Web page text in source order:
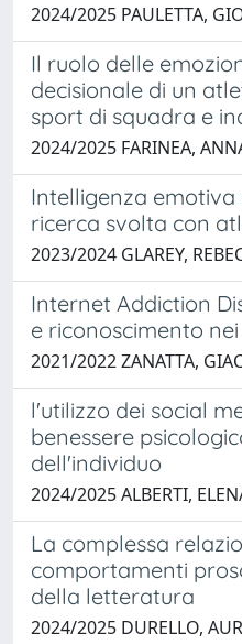
2024/2025 PAULETTA,
Il ruolo delle
decisionale di un
sport di squadra e
2024/2025 FARINEA,
Intelligenza
ricerca svolta con
2023/2024 GLAREY,
Internet Addiction
e riconoscimento
2021/2022 ZANATTA,
l'utilizzo dei social
benessere
dell'individuo
2024/2025 ALBERTI,
La complessa
comportamenti
della letteratura
2024/2025 DURELLO,